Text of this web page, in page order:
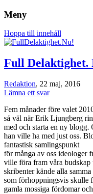
funktionsförmåga.
Meny
Hoppa till innehåll
Full Delaktighet.
Redaktion, 22 maj, 2016
Lämna ett svar
Fem månader före valet
så väl när Erik Ljungberg
med och starta en ny
han ville ha med just oss.
fantastisk samlingspunkt
för många av oss ideologer
ville föra fram våra budskap
skribenter kände alla
som förhoppningsvis skulle
gamla mossiga fördomar